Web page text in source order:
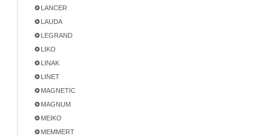
LANCER
LAUDA
LEGRAND
LIKO
LINAK
LINET
MAGNETIC
MAGNUM
MEIKO
MEMMERT